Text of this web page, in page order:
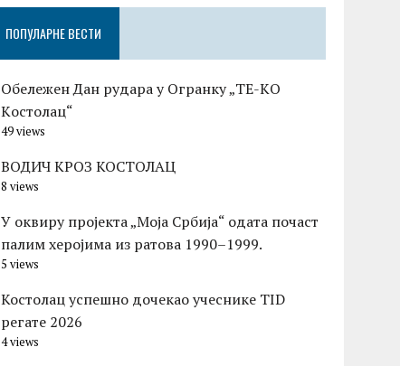
ПОПУЛАРНЕ ВЕСТИ
Обележен Дан рудара у Огранку „ТЕ-KО
Kостолац“
49 views
ВОДИЧ КРОЗ КОСТОЛАЦ
8 views
У оквиру пројекта „Моја Србија“ одата почаст
палим херојима из ратова 1990–1999.
5 views
Костолац успешно дочекао учеснике TID
регате 2026
4 views